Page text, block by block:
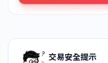
交易安全提示